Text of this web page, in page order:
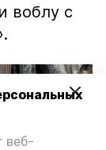
веб-
воблу с